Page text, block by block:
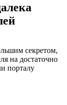
секретом,
на достаточно
порталу